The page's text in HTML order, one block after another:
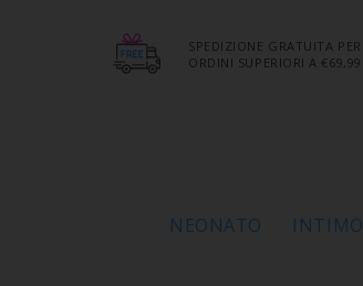
SPEDIZIONE GRATUITA PER
ORDINI SUPERIORI A €69,99
NEONATO INTIMO